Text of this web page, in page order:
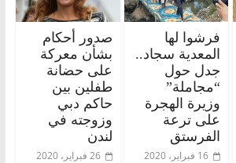
فرشوا لها
المعدية سجاد..
جدل حول
“مجاملة”
وزيرة الهجرة
على ترعة
الفرستق
16 فبراير، 2020
صدور أحكام
بشأن معركة
على حضانة
طفلين بين
حاكم دبي
وزوجته في
لندن
26 فبراير، 2020